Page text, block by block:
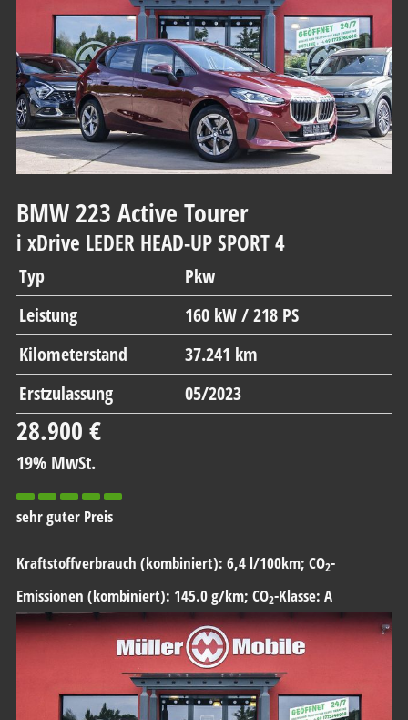
BMW 223 Active Tourer
i xDrive LEDER HEAD-UP SPORT 4
Typ
Pkw
Leistung
160 kW / 218 PS
Kilometerstand
37.241 km
Erstzulassung
05/2023
28.900 €
19% MwSt.
sehr guter Preis
Kraftstoffverbrauch (kombiniert): 6,4 l/100km; CO2-
Emissionen (kombiniert): 145.0 g/km; CO2-Klasse: A